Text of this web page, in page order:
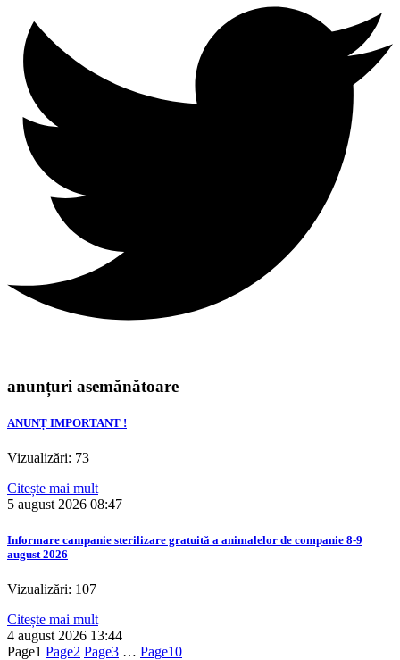
anunțuri asemănătoare
ANUNȚ IMPORTANT !
Vizualizări: 73
Citește mai mult
5 august 2026 08:47
Informare campanie sterilizare gratuită a animalelor de companie 8-9
august 2026
Vizualizări: 107
Citește mai mult
4 august 2026 13:44
Page1 Page2 Page3 … Page10